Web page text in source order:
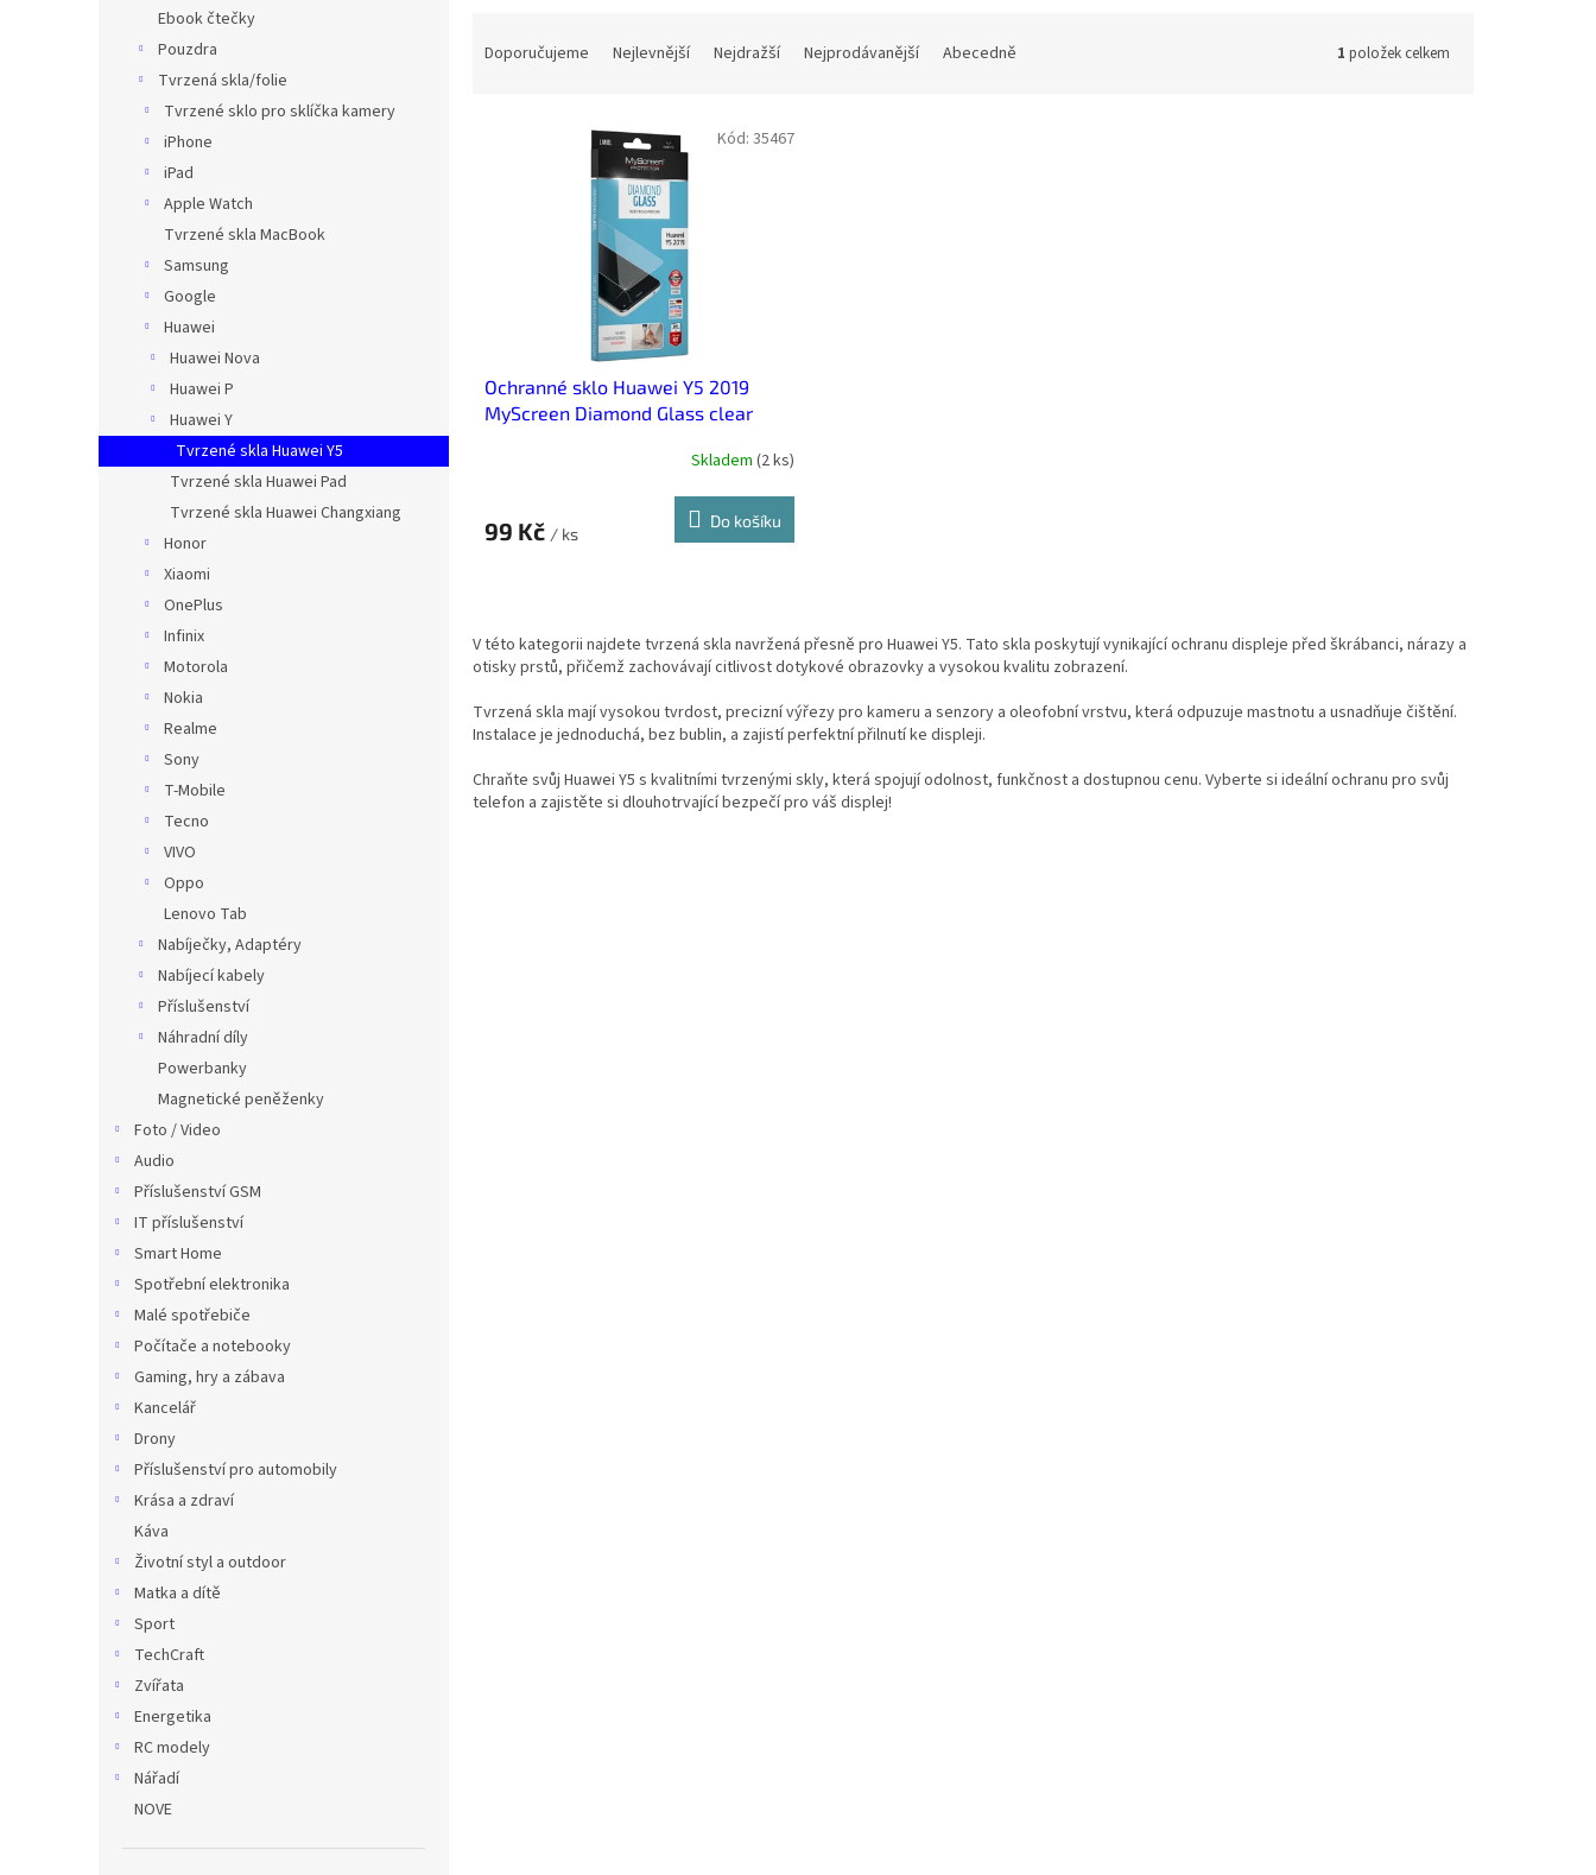
Ebook čtečky
Pouzdra
Tvrzená skla/folie
Tvrzené sklo pro sklíčka kamery
iPhone
iPad
Apple Watch
Tvrzené skla MacBook
Samsung
Google
Huawei
Huawei Nova
Huawei P
Huawei Y
Tvrzené skla Huawei Y5
Tvrzené skla Huawei Pad
Tvrzené skla Huawei Changxiang
Honor
Xiaomi
OnePlus
Infinix
Motorola
Nokia
Realme
Sony
T-Mobile
Tecno
VIVO
Oppo
Lenovo Tab
Nabíječky, Adaptéry
Nabíjecí kabely
Příslušenství
Náhradní díly
Powerbanky
Magnetické peněženky
Foto / Video
Audio
Příslušenství GSM
IT příslušenství
Smart Home
Spotřební elektronika
Malé spotřebiče
Počítače a notebooky
Gaming, hry a zábava
Kancelář
Drony
Příslušenství pro automobily
Krása a zdraví
Káva
Životní styl a outdoor
Matka a dítě
Sport
TechCraft
Zvířata
Energetika
RC modely
Nářadí
NOVE
Doporučujeme Nejlevnější Nejdražší Nejprodávanější Abecedně 1 položek celkem
Ochranné sklo Huawei Y5 2019
MyScreen Diamond Glass clear
Skladem (2 ks)
99 Kč / ks
Do košíku
Kód: 35467
á
d
c
í
r
V této kategorii najdete tvrzená skla navržená přesně pro Huawei Y5. Tato skla poskytují vynikající ochranu displeje před škrábanci, nárazy a
otisky prstů, přičemž zachovávají citlivost dotykové obrazovky a vysokou kvalitu zobrazení.
Tvrzená skla mají vysokou tvrdost, precizní výřezy pro kameru a senzory a oleofobní vrstvu, která odpuzuje mastnotu a usnadňuje čištění.
Instalace je jednoduchá, bez bublin, a zajistí perfektní přilnutí ke displeji.
Chraňte svůj Huawei Y5 s kvalitními tvrzenými skly, která spojují odolnost, funkčnost a dostupnou cenu. Vyberte si ideální ochranu pro svůj
telefon a zajistěte si dlouhotrvající bezpečí pro váš displej!